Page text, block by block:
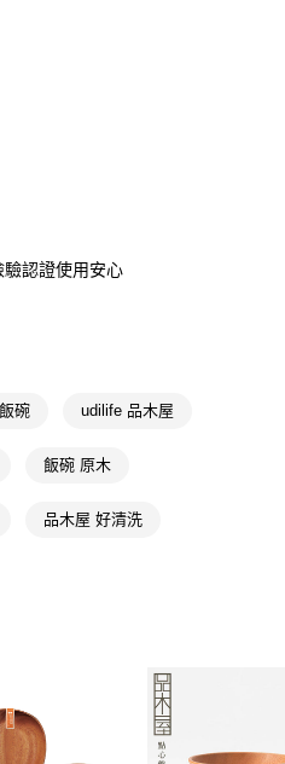
、不需儲值。
付款。
」後，將跳轉至「AFTEE先享後付」
此簡訊中的連結，可透過四大超商／
繳費，但若您需要取消訂單，請聯絡
訂單仍視為有效，需透過AFTEE先享
付 」之結帳頁面顯示為準，若有關於
運費
運費
認證使用安心
碗 udilife 品木屋
飯碗 原木
品木屋 好清洗